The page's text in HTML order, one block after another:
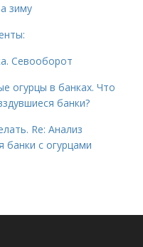
зиму
Севооборот
огурцы в банках. Что
банки?
Re: Анализ
банки с огурцами